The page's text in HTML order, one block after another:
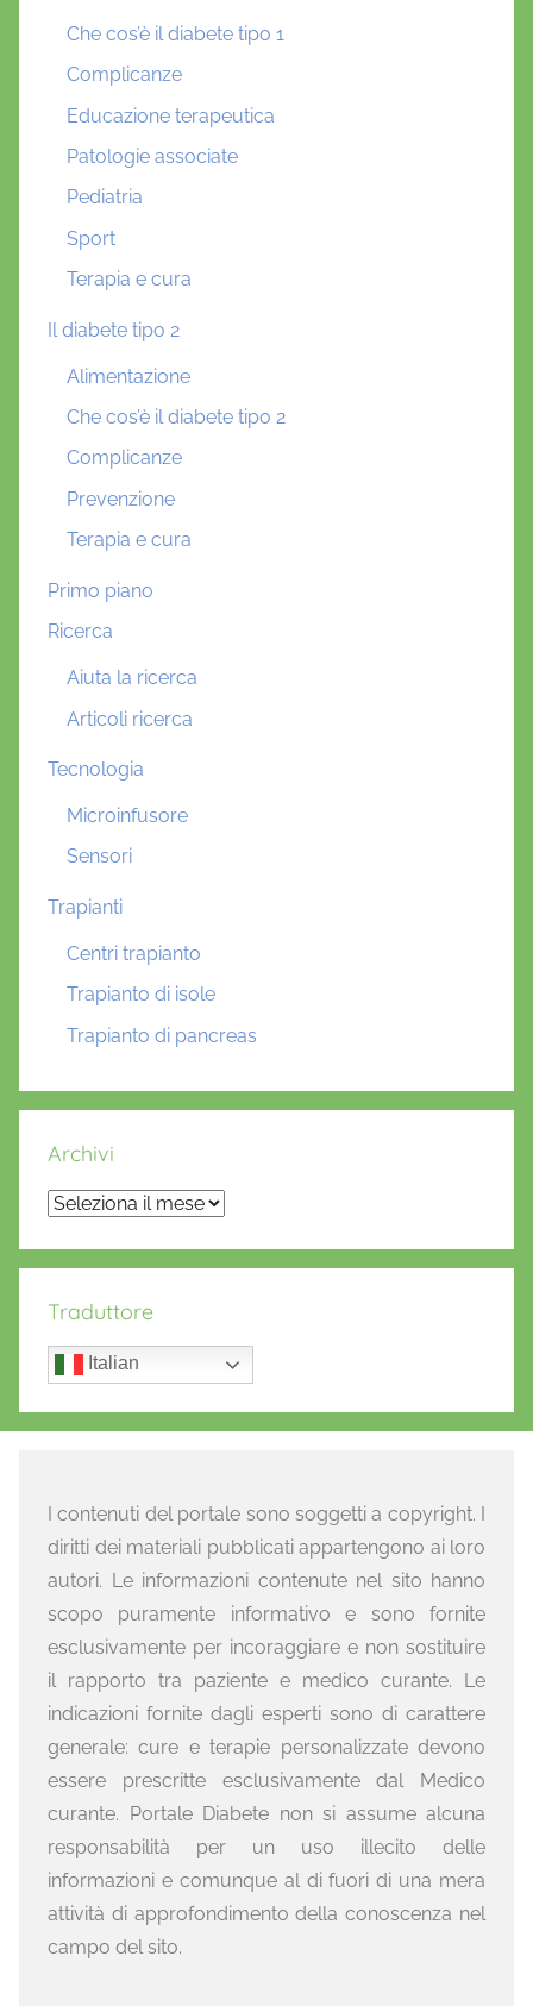
Che cos’è il diabete tipo 1
Complicanze
Educazione terapeutica
Patologie associate
Pediatria
Sport
Terapia e cura
Il diabete tipo 2
Alimentazione
Che cos’è il diabete tipo 2
Complicanze
Prevenzione
Terapia e cura
Primo piano
Ricerca
Aiuta la ricerca
Articoli ricerca
Tecnologia
Microinfusore
Sensori
Trapianti
Centri trapianto
Trapianto di isole
Trapianto di pancreas
Archivi
Archivi
Traduttore
Italian
I contenuti del portale sono soggetti a copyright. I
diritti dei materiali pubblicati appartengono ai loro
autori. Le informazioni contenute nel sito hanno
scopo puramente informativo e sono fornite
esclusivamente per incoraggiare e non sostituire
il rapporto tra paziente e medico curante. Le
indicazioni fornite dagli esperti sono di carattere
generale: cure e terapie personalizzate devono
essere prescritte esclusivamente dal Medico
curante. Portale Diabete non si assume alcuna
responsabilità per un uso illecito delle
informazioni e comunque al di fuori di una mera
attività di approfondimento della conoscenza nel
campo del sito.